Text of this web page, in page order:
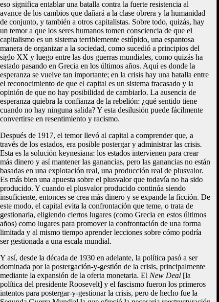
eso significa entablar una batalla contra la fuerte resistencia al
avance de los cambios que dañará a la clase obrera y la humanidad
de conjunto, y también a otros capitalistas. Sobre todo, quizás, hay
un temor a que los seres humanos tomen consciencia de que el
capitalismo es un sistema terriblemente estúpido, una espantosa
manera de organizar a la sociedad, como sucedió a principios del
siglo XX y luego entre las dos guerras mundiales, como quizás ha
estado pasando en Grecia en los últimos años. Aquí es donde la
esperanza se vuelve tan importante; en la crisis hay una batalla entre
el reconocimiento de que el capital es un sistema fracasado y la
opinión de que no hay posibilidad de cambiarlo. La ausencia de
esperanza quiebra la confianza de la rebelión: ¿qué sentido tiene
cuando no hay ninguna salida? Y esta desilusión puede fácilmente
convertirse en resentimiento y racismo.
Después de 1917, el temor llevó al capital a comprender que, a
través de los estados, era posible postergar y administrar las crisis.
Esta es la solución keynesiana: los estados intervienen para crear
más dinero y así mantener las ganancias, pero las ganancias no están
basadas en una explotación real, una producción real de plusvalor.
Es más bien una apuesta sobre el plusvalor que todavía no ha sido
producido. Y cuando el plusvalor producido continúa siendo
insuficiente, entonces se crea más dinero y se expande la ficción. De
este modo, el capital evita la confrontación que teme, o trata de
gestionarla, eligiendo ciertos lugares (como Grecia en estos últimos
años) como lugares para promover la confrontación de una forma
limitada y al mismo tiempo aprender lecciones sobre cómo podría
ser gestionada a una escala mundial.
Y así, desde la década de 1930 en adelante, la política pasó a ser
dominada por la postergación-y-gestión de la crisis, principalmente
mediante la expansión de la oferta monetaria. El New Deal [la
política del presidente Roosevelt] y el fascismo fueron los primeros
intentos para postergar-y-gestionar la crisis, pero de hecho fue la